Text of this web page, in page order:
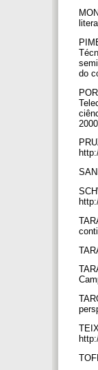
do
2000.